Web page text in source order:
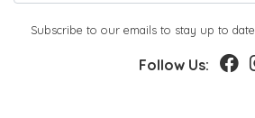
Subscribe to our emails to stay up to
Follow Us: